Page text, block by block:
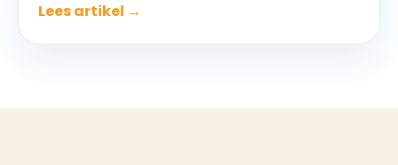
Lees artikel →